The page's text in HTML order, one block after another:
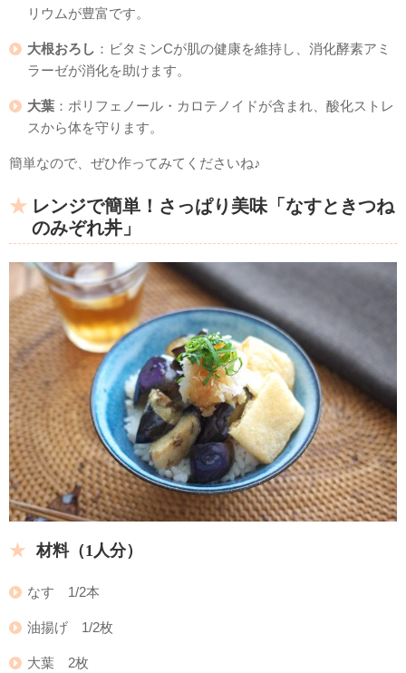
リウムが豊富です。
大根おろし ：ビタミンCが肌の健康を維持し、消化酵素アミ
ラーゼが消化を助けます。
大葉 ：ポリフェノール・カロテノイドが含まれ、酸化ストレ
スから体を守ります。
簡単なので、ぜひ作ってみてくださいね♪
レンジで簡単！さっぱり美味「なすときつね
のみぞれ丼」
材料（1人分）
なす 1/2本
油揚げ 1/2枚
大葉 2枚